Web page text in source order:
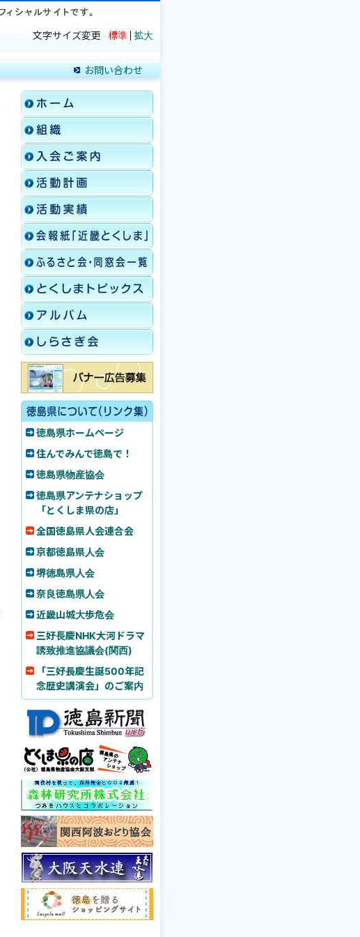
文字サイズ変更 標準 拡大
お問い合わせ
徳島県ホームページ
住んでみんで徳島で！
徳島県物産協会
徳島県アンテナショップ
「とくしま県の店」
全国徳島県人会連合会
京都徳島県人会
堺徳島県人会
奈良徳島県人会
近畿山城大歩危会
三好長慶NHK大河ドラマ
誘致推進協議会(関西)
「三好長慶生誕500年記
念歴史講演会」のご案内